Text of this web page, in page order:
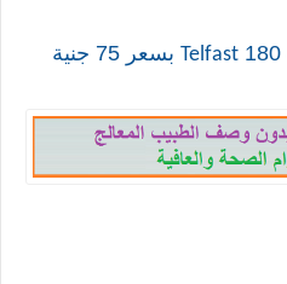
Telfast
بسعر 75 جنية